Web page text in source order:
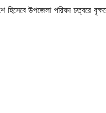
হিসেবে উপজেলা পরিষদ চত্বরে